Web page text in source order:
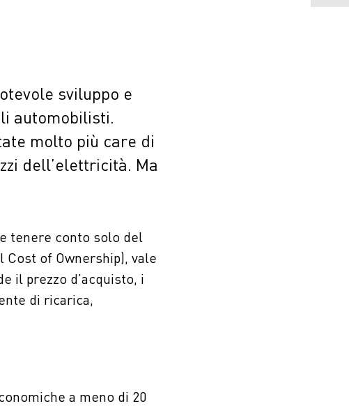
sviluppo e
automobilisti.
molto più care di
dell’elettricità. Ma
tenere conto solo del
of Ownership), vale
il prezzo d’acquisto, i
di ricarica,
a meno di 20